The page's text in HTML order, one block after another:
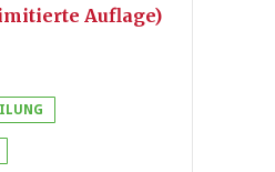
Auflage)